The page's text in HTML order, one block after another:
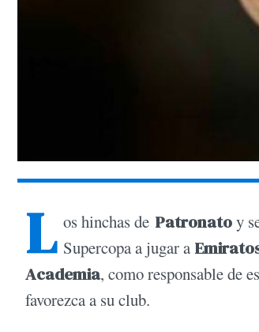
L os hinchas de Patronatoy
Supercopaa jugar a
Academia, como responsable de
favorezca a su club.